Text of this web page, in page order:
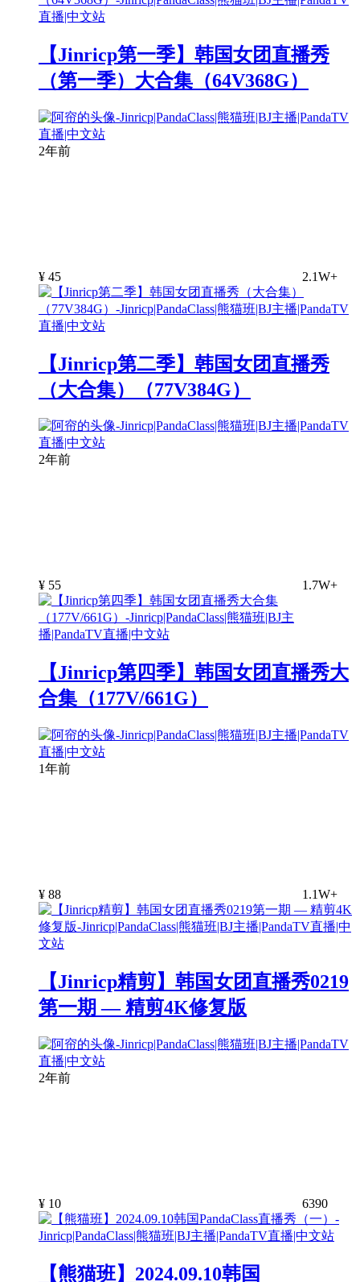
【Jinricp第一季】韩国女团直播秀
（第一季）大合集（64V368G）
2年前
¥ 45 2.1W+
【Jinricp第二季】韩国女团直播秀
（大合集）（77V384G）
2年前
¥ 55 1.7W+
【Jinricp第四季】韩国女团直播秀大
合集（177V/661G）
1年前
¥ 88 1.1W+
【Jinricp精剪】韩国女团直播秀0219
第一期 — 精剪4K修复版
2年前
¥ 10 6390
【熊猫班】2024.09.10韩国